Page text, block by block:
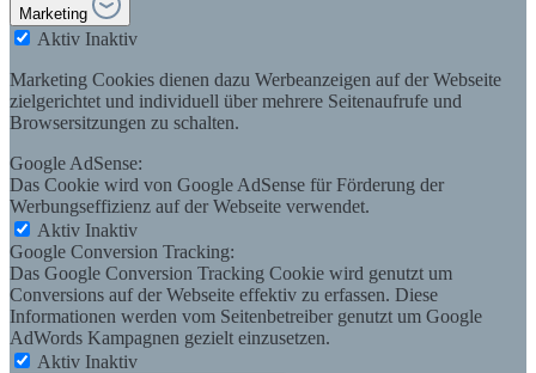
Marketing
Aktiv Inaktiv
Marketing Cookies dienen dazu Werbeanzeigen auf der Webseite
zielgerichtet und individuell über mehrere Seitenaufrufe und
Browsersitzungen zu schalten.
Google AdSense:
Das Cookie wird von Google AdSense für Förderung der
Werbungseffizienz auf der Webseite verwendet.
Aktiv Inaktiv
Google Conversion Tracking:
Das Google Conversion Tracking Cookie wird genutzt um
Conversions auf der Webseite effektiv zu erfassen. Diese
Informationen werden vom Seitenbetreiber genutzt um Google
AdWords Kampagnen gezielt einzusetzen.
Aktiv Inaktiv